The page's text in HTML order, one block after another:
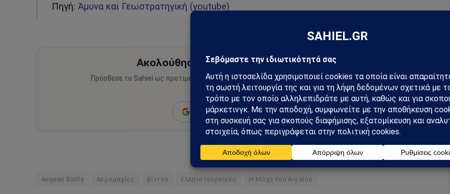
Πηγή: Άμυνα και Γεωστρατηγική (youtube)
Ακολούθησε το Sahiel στο Google News
Πρόσθεσε το Sahiel ως προτιμώμενη πηγή για να λαμβάνεις πρώτος τις σημαντικότερες
ειδήσεις και αναλύσεις.
Add as a preferred source
Aegean Battle Αερομαχίες βίντεο Ελληνοτουρκικές Η Μάχη του Αιγαίου